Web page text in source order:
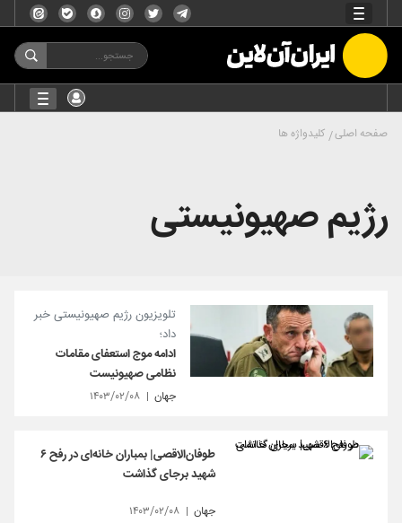
صفحه اصلی کلیدواژه ها
رژیم صهیونیستی
تلویزیون رژیم صهیونیستی خبر
داد؛
ادامه موج استعفای مقامات
نظامی صهیونیست
جهان ۱۴۰۳/۰۲/۰۸
طوفان‌الاقصی| بمباران خانه‌ای در رفح ۶
شهید برجای گذاشت
جهان ۱۴۰۳/۰۲/۰۸